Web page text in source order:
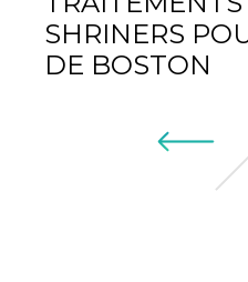
SHRINERS
DE BOSTON